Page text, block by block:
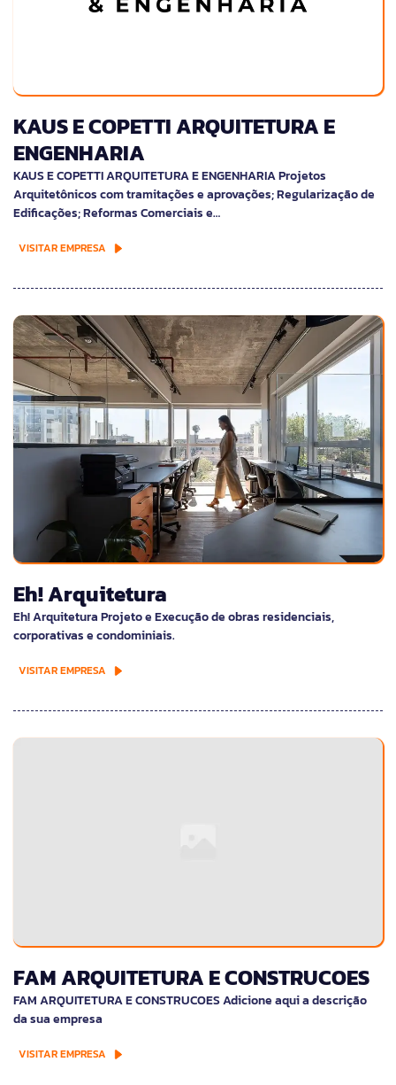
KAUS E COPETTI ARQUITETURA E
ENGENHARIA
KAUS E COPETTI ARQUITETURA E ENGENHARIA Projetos
Arquitetônicos com tramitações e aprovações; Regularização de
Edificações; Reformas Comerciais e…
VISITAR EMPRESA
Eh! Arquitetura
Eh! Arquitetura Projeto e Execução de obras residenciais,
corporativas e condominiais.
VISITAR EMPRESA
FAM ARQUITETURA E CONSTRUCOES
FAM ARQUITETURA E CONSTRUCOES Adicione aqui a descrição
da sua empresa
VISITAR EMPRESA